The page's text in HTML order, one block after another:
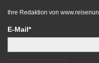
Ihre Redaktion von
E-Mail*